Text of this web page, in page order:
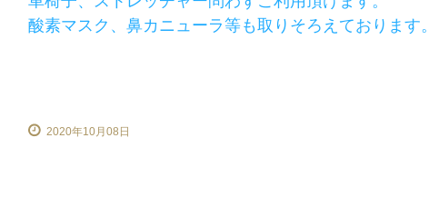
酸素マスク、鼻カニューラ等も取りそろえております。
2020年10月08日